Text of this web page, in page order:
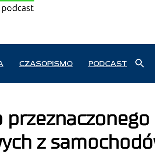
CZASOPISMO PODCAST
z